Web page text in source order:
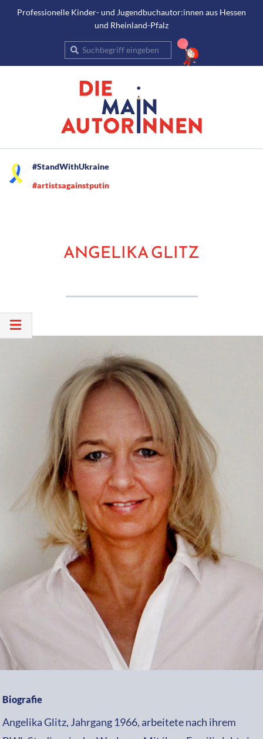
GeheProfessionelle Kinder- und Jugendbuchautor:innen aus Hessen
und Rheinland-Pfalz
Suche
Navigation
#StandWithUkraine
#artistsagainstputin
ANGELIKA GLITZ
Biografie
Angelika Glitz, Jahrgang 1966, arbeitete nach ihrem